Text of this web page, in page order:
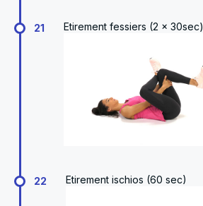
21 Etirement fessiers (2 x 30sec)
22 Etirement ischios (60 sec)